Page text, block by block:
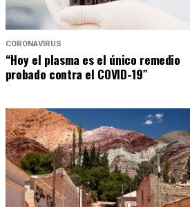
CORONAVIRUS
“Hoy el plasma es el único remedio
probado contra el COVID-19″